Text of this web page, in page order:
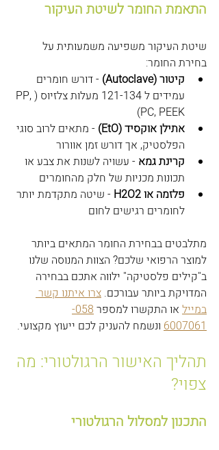
התאמת החומר לשיטת העיקור
שיטת העיקור משפיעה משמעותית על
בחירת החומר:
קיטור (Autoclave)
- דורש חומרים
עמידים ל 121-134 מעלות צלזיוס (PP,
PC, PEEK)
אתילן אוקסיד (EtO)
- מתאים לרוב סוגי
הפלסטיק, אך דורש זמן אוורור
קרינת גמא - עשויה לשנות את צבע או
תכונות מכניות של חלק מהחומרים
פלזמה או H2O2
- שיטה מתקדמת יותר
לחומרים רגישים לחום
מתלבטים בבחירת החומר המתאים ביותר
למוצר הרפואי שלכם? הצוות המנוסה שלנו
ב"קילים פלסטיקה" ילווה אתכם בבחירה
המדויקת ביותר עבורכם. צרו איתנו קשר
במייל או התקשרו למספר 058-
6007061 ונשמח להעניק לכם ייעוץ מקצועי.
תהליך האישור הרגולטורי: מה
צפוי?
התכנון למסלול הרגולטורי